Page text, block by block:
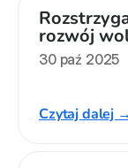
rozwój
30 paź 2025
Czytaj dalej →